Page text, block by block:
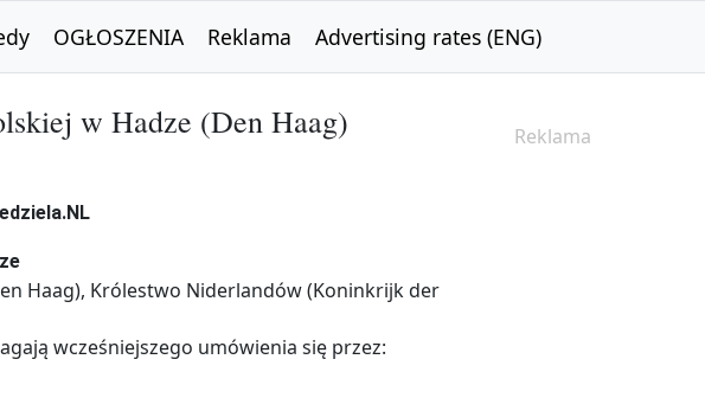
OGŁOSZENIA Reklama Advertising rates (ENG)
w Hadze (Den Haag)
Haag), Królestwo Niderlandów (Koninkrijk der
wcześniejszego umówienia się przez:
Reklama